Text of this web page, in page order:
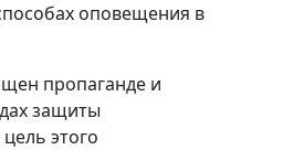
оповещения в
пропаганде и
защиты
этого